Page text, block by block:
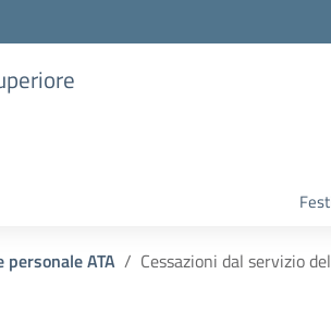
ATA Cessazioni dal servizio